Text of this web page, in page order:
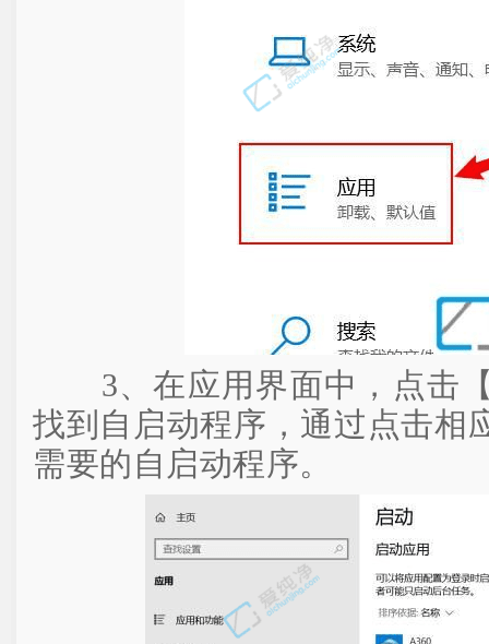
3、在应用界面中，点击【
找到自启动程序，通过点击相
需要的自启动程序。